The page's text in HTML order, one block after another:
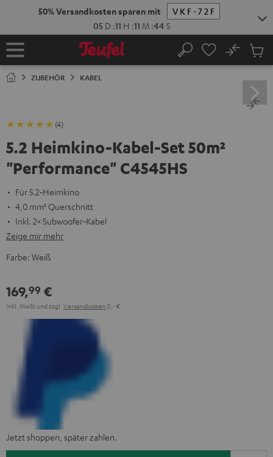
50% Versandkosten sparen mit
VKF-72F
05 D :11 H :11 M :43 S
Startseite Suche
No
ZUBEHÖR KABEL
(4)
5.2 Heimkino-Kabel-Set 50m²
"Performance" C4545HS
Für 5.2‑Heimkino
4,0 mm² Querschnitt
Inkl. 2× Subwoofer‑Kabel
Zeige mir mehr
Farbe: Weiß
169,99 €
Inkl. MwSt und zzgl. Versandkosten 0,‐ €
Jetzt shoppen, später zahlen.